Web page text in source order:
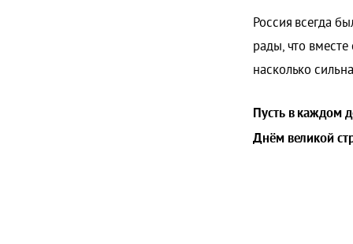
Россия всегда
рады, что
насколько
Пусть в каждом
Днём великой